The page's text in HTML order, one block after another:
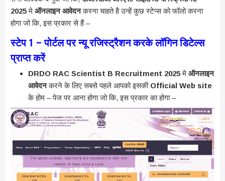
2025मे ऑनलाइन आवेदनकरना चाहते है उन्हें कुछ स्टेप्स को फॉलो करना
होगा जो कि, इस प्रकार से हैं –
स्टेप 1 – पोर्टल पर न्यू रजिस्ट्रैशन करके लॉगिन डिटेल्स
प्राप्त करें
DRDO RAC Scientist B Recruitment 2025 मे ऑनलाइन
आवेदनकरने के लिए सबसे पहले आपको इसकी Official Web site
के होम – पेज पर आना होगा जो कि, इस प्रकार का होगा –